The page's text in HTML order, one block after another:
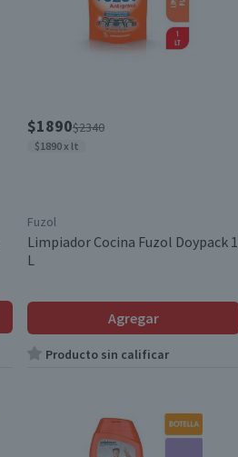
$1890$2340
$1890 x lt
Fuzol
Limpiador Cocina Fuzol Doypack 1
L
Agregar
Producto sin calificar